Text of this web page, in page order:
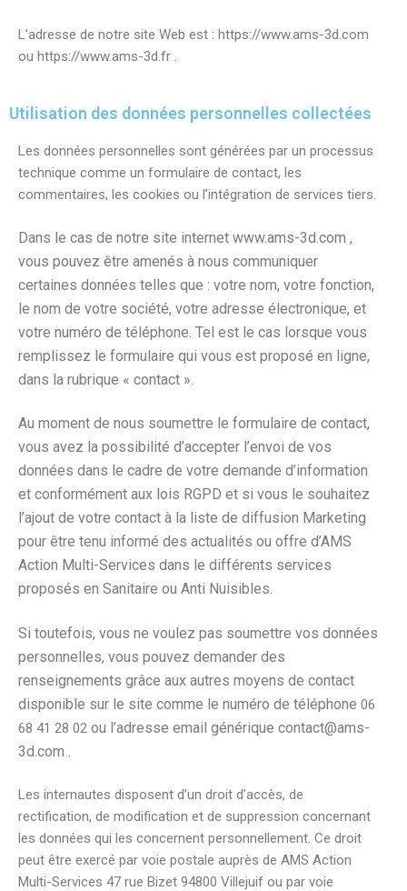
L’adresse de notre site Web est : https://www.ams-3d.com
ou https://www.ams-3d.fr .
Utilisation des données personnelles collectées
Les données personnelles sont générées par un processus
technique comme un formulaire de contact, les
commentaires, les cookies ou l’intégration de services tiers.
Dans le cas de notre site internet www.ams-3d.com ,
vous pouvez être amenés à nous communiquer
certaines données telles que : votre nom, votre fonction,
le nom de votre société, votre adresse électronique, et
votre numéro de téléphone. Tel est le cas lorsque vous
remplissez le formulaire qui vous est proposé en ligne,
dans la rubrique « contact ».
Au moment de nous soumettre le formulaire de contact,
vous avez la possibilité d’accepter l’envoi de vos
données dans le cadre de votre demande d’information
et conformément aux lois RGPD et si vous le souhaitez
l’ajout de votre contact à la liste de diffusion Marketing
pour être tenu informé des actualités ou offre d’AMS
Action Multi-Services dans le différents services
proposés en Sanitaire ou Anti Nuisibles.
Si toutefois, vous ne voulez pas soumettre vos données
personnelles, vous pouvez demander des
renseignements grâce aux autres moyens de contact
disponible sur le site comme le numéro de téléphone 06
68 41 28 02 ou l’adresse email générique contact@ams-
3d.com .
Les internautes disposent d’un droit d’accès, de
rectification, de modification et de suppression concernant
les données qui les concernent personnellement. Ce droit
peut être exercé par voie postale auprès de AMS Action
Multi-Services 47 rue Bizet 94800 Villejuif ou par voie